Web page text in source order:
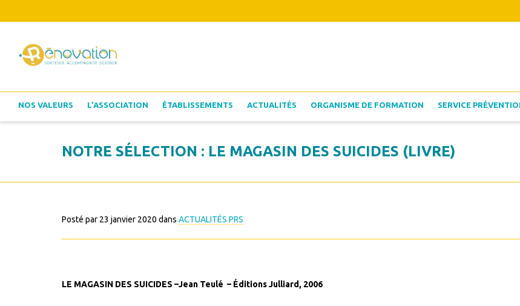
NOS VALEURS L’ASSOCIATION ÉTABLISSEMENTS ACTUALITÉS ORGANISME DE FORMATION SERVICE
NOTRE SÉLECTION : LE MAGASIN DES SUICIDES (LIVRE)
Posté par 23 janvier 2020 dans ACTUALITÉS PRS
LE MAGASIN DES SUICIDES –Jean Teulé – Éditions Julliard, 2006